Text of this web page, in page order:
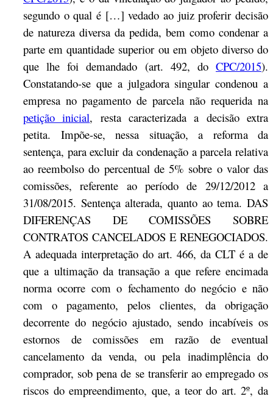
segundo o qual é […] vedado ao juiz proferir decisão
de natureza diversa da pedida, bem como condenar a
parte em quantidade superior ou em objeto diverso do
que lhe foi demandado (art. 492, do CPC/2015).
Constatando-se que a julgadora singular condenou a
empresa no pagamento de parcela não requerida na
petição inicial, resta caracterizada a decisão extra
petita. Impõe-se, nessa situação, a reforma da
sentença, para excluir da condenação a parcela relativa
ao reembolso do percentual de 5% sobre o valor das
comissões, referente ao período de 29/12/2012 a
31/08/2015. Sentença alterada, quanto ao tema. DAS
DIFERENÇAS DE COMISSÕES SOBRE
CONTRATOS CANCELADOS E RENEGOCIADOS.
A adequada interpretação do art. 466, da CLT é a de
que a ultimação da transação a que refere encimada
norma ocorre com o fechamento do negócio e não
com o pagamento, pelos clientes, da obrigação
decorrente do negócio ajustado, sendo incabíveis os
estornos de comissões em razão de eventual
cancelamento da venda, ou pela inadimplência do
comprador, sob pena de se transferir ao empregado os
riscos do empreendimento, que, a teor do art. 2º, da